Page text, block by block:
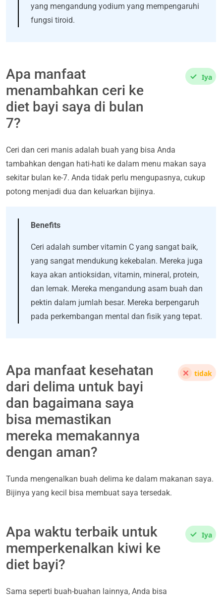
yang mengandung yodium yang mempengaruhi
fungsi tiroid.
Apa manfaat
menambahkan ceri ke
diet bayi saya di bulan
7?
Iya
Ceri dan ceri manis adalah buah yang bisa Anda
tambahkan dengan hati-hati ke dalam menu makan saya
sekitar bulan ke-7. Anda tidak perlu mengupasnya, cukup
potong menjadi dua dan keluarkan bijinya.
Benefits
Ceri adalah sumber vitamin C yang sangat baik,
yang sangat mendukung kekebalan. Mereka juga
kaya akan antioksidan, vitamin, mineral, protein,
dan lemak. Mereka mengandung asam buah dan
pektin dalam jumlah besar. Mereka berpengaruh
pada perkembangan mental dan fisik yang tepat.
Apa manfaat kesehatan
dari delima untuk bayi
dan bagaimana saya
bisa memastikan
mereka memakannya
dengan aman?
tidak
Tunda mengenalkan buah delima ke dalam makanan saya.
Bijinya yang kecil bisa membuat saya tersedak.
Apa waktu terbaik untuk
memperkenalkan kiwi ke
diet bayi?
Iya
Sama seperti buah-buahan lainnya, Anda bisa